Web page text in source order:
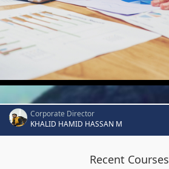
Corporate Director
KHALID HAMID HASSAN M
Recent Courses